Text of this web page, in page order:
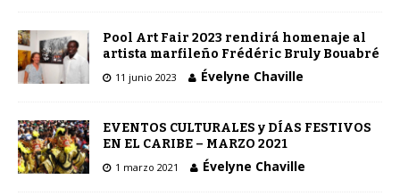
Pool Art Fair 2023 rendirá homenaje al
artista marfileño Frédéric Bruly Bouabré
11 junio 2023 Évelyne Chaville
EVENTOS CULTURALES y DÍAS FESTIVOS
EN EL CARIBE – MARZO 2021
1 marzo 2021 Évelyne Chaville